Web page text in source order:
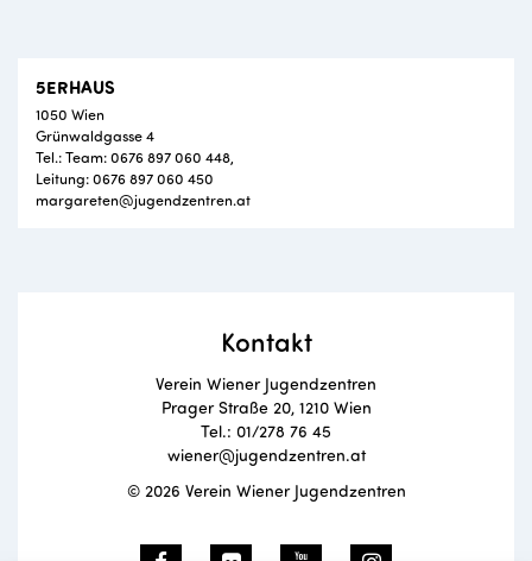
5ERHAUS
1050 Wien
Grünwaldgasse 4
Tel.: Team: 0676 897 060 448,
Leitung: 0676 897 060 450
margareten@jugendzentren.at
Kontakt
Verein Wiener Jugendzentren
Prager Straße 20, 1210 Wien
Tel.: 01/278 76 45
wiener@jugendzentren.at
© 2026 Verein Wiener Jugendzentren